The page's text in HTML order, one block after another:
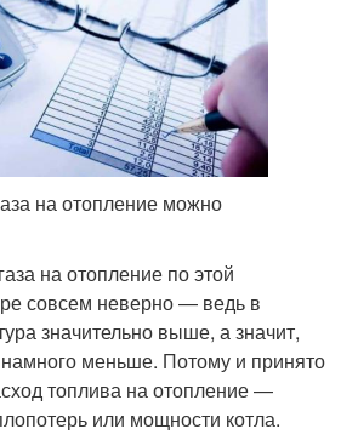
на отопление можно
на отопление по этой
совсем неверно — ведь в
значительно выше, а значит,
меньше. Потому и принято
топлива на отопление —
или мощности котла.